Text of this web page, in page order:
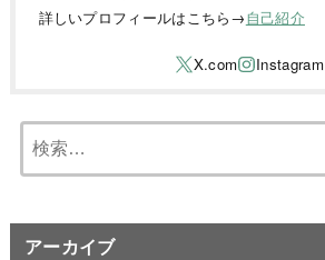
詳しいプロフィールはこちら→自己紹介
索:
アーカイブ